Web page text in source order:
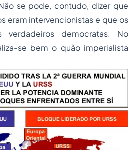
se pode, contudo, dizer que
eram intervencionistas e que os
verdadeiros democratas. No
se bem o quão imperialista